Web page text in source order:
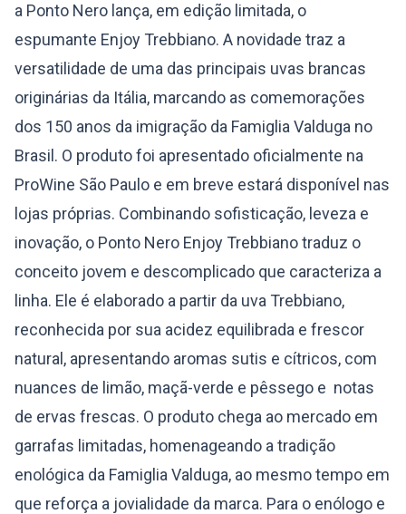
a Ponto Nero lança, em edição limitada, o
espumante Enjoy Trebbiano. A novidade traz a
versatilidade de uma das principais uvas brancas
originárias da Itália, marcando as comemorações
dos 150 anos da imigração da Famiglia Valduga no
Brasil. O produto foi apresentado oficialmente na
ProWine São Paulo e em breve estará disponível nas
lojas próprias. Combinando sofisticação, leveza e
inovação, o Ponto Nero Enjoy Trebbiano traduz o
conceito jovem e descomplicado que caracteriza a
linha. Ele é elaborado a partir da uva Trebbiano,
reconhecida por sua acidez equilibrada e frescor
natural, apresentando aromas sutis e cítricos, com
nuances de limão, maçã-verde e pêssego e notas
de ervas frescas. O produto chega ao mercado em
garrafas limitadas, homenageando a tradição
enológica da Famiglia Valduga, ao mesmo tempo em
que reforça a jovialidade da marca. Para o enólogo e